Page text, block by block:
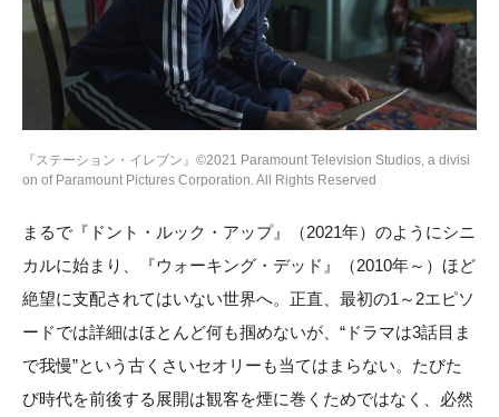
『ステーション・イレブン』©2021 Paramount Television Studios, a divisi
on of Paramount Pictures Corporation. All Rights Reserved
まるで『ドント・ルック・アップ』（2021年）のようにシニ
カルに始まり、『ウォーキング・デッド』（2010年～）ほど
絶望に支配されてはいない世界へ。正直、最初の1～2エピソ
ードでは詳細はほとんど何も掴めないが、“ドラマは3話目ま
で我慢”という古くさいセオリーも当てはまらない。たびた
び時代を前後する展開は観客を煙に巻くためではなく、必然